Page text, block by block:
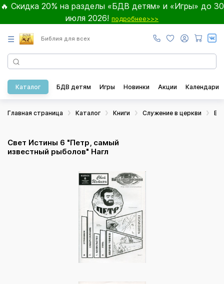
🔥 Скидка 20% на разделы «БДВ детям» и «Игры» до 30
июля 2026! подробнее>>>
☰ Библия для всех
Каталог БДВ детям Игры Новинки Акции Календари
Главная страница Каталог Книги Служение в церкви
Свет Истины 6 "Петр, самый
известный рыболов" Нагл